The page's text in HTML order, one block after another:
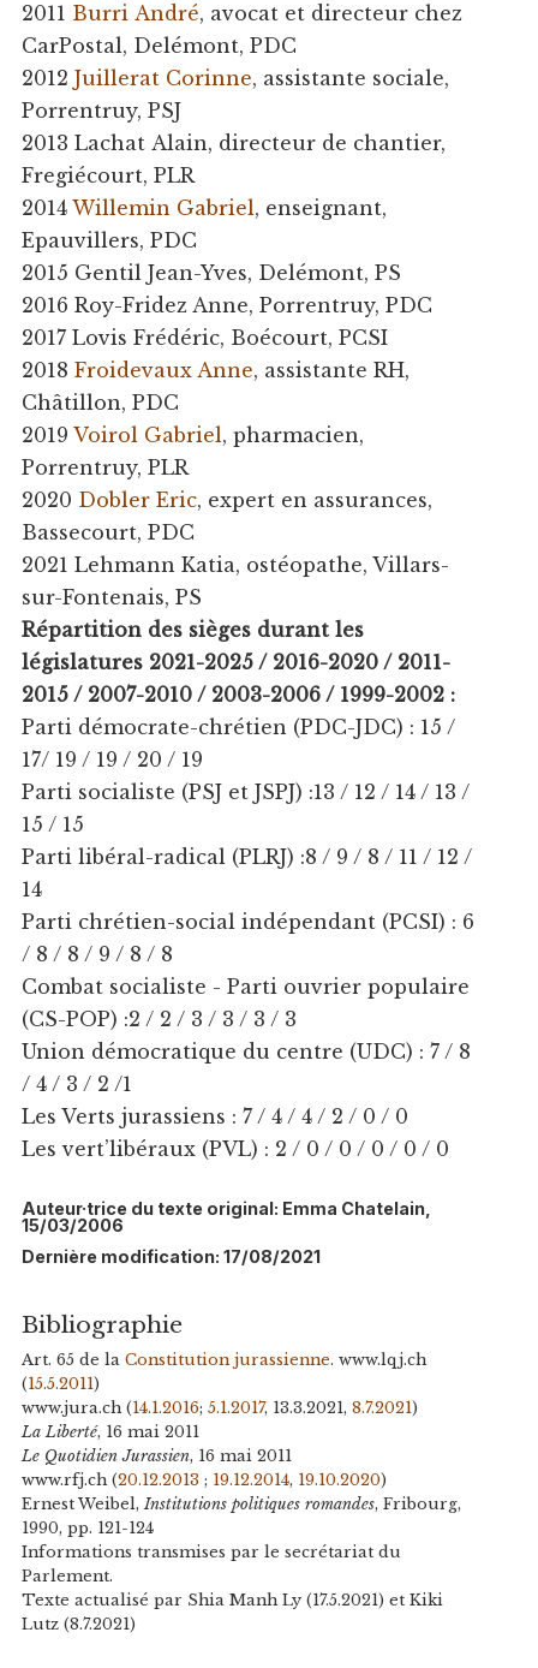
2011 Burri André, avocat et directeur chez
CarPostal, Delémont, PDC
2012 Juillerat Corinne, assistante sociale,
Porrentruy, PSJ
2013 Lachat Alain, directeur de chantier,
Fregiécourt, PLR
2014 Willemin Gabriel, enseignant,
Epauvillers, PDC
2015 Gentil Jean-Yves, Delémont, PS
2016 Roy-Fridez Anne, Porrentruy, PDC
2017 Lovis Frédéric, Boécourt, PCSI
2018 Froidevaux Anne, assistante RH,
Châtillon, PDC
2019 Voirol Gabriel, pharmacien,
Porrentruy, PLR
2020 Dobler Eric, expert en assurances,
Bassecourt, PDC
2021 Lehmann Katia, ostéopathe, Villars-
sur-Fontenais, PS
Répartition des sièges durant les
législatures 2021-2025 / 2016-2020 / 2011-
2015 / 2007-2010 / 2003-2006 / 1999-2002 :
Parti démocrate-chrétien (PDC-JDC) : 15 /
17/ 19 / 19 / 20 / 19
Parti socialiste (PSJ et JSPJ) :13 / 12 / 14 / 13 /
15 / 15
Parti libéral-radical (PLRJ) :8 / 9 / 8 / 11 / 12 /
14
Parti chrétien-social indépendant (PCSI) : 6
/ 8 / 8 / 9 / 8 / 8
Combat socialiste - Parti ouvrier populaire
(CS-POP) :2 / 2 / 3 / 3 / 3 / 3
Union démocratique du centre (UDC) : 7 / 8
/ 4 / 3 / 2 /1
Les Verts jurassiens : 7 / 4 / 4 / 2 / 0 / 0
Les vert’libéraux (PVL) : 2 / 0 / 0 / 0 / 0 / 0
Auteur·trice du texte original: Emma Chatelain,
15/03/2006
Dernière modification: 17/08/2021
Bibliographie
Art. 65 de la Constitution jurassienne. www.lqj.ch
(15.5.2011)
www.jura.ch (14.1.2016; 5.1.2017, 13.3.2021, 8.7.2021)
La Liberté, 16 mai 2011
Le Quotidien Jurassien, 16 mai 2011
www.rfj.ch (20.12.2013 ; 19.12.2014, 19.10.2020)
Ernest Weibel,Institutions politiques romandes, Fribourg,
1990, pp. 121-124
Informations transmises par le secrétariat du
Parlement.
Texte actualisé par Shia Manh Ly (17.5.2021) et Kiki
Lutz (8.7.2021)